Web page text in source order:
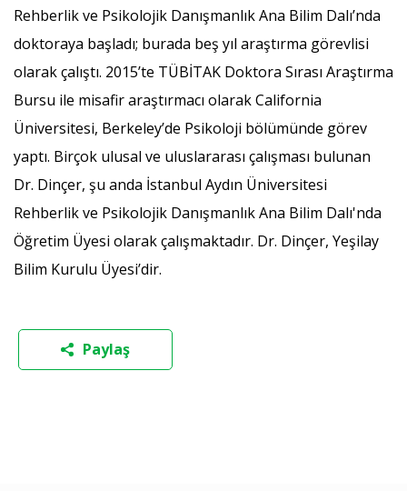
Rehberlik ve Psikolojik Danışmanlık Ana Bilim Dalı’nda
doktoraya başladı; burada beş yıl araştırma görevlisi
olarak çalıştı. 2015’te TÜBİTAK Doktora Sırası Araştırma
Bursu ile misafir araştırmacı olarak California
Üniversitesi, Berkeley’de Psikoloji bölümünde görev
yaptı. Birçok ulusal ve uluslararası çalışması bulunan
Dr. Dinçer, şu anda İstanbul Aydın Üniversitesi
Rehberlik ve Psikolojik Danışmanlık Ana Bilim Dalı'nda
Öğretim Üyesi olarak çalışmaktadır. Dr. Dinçer, Yeşilay
Bilim Kurulu Üyesi’dir.
Paylaş